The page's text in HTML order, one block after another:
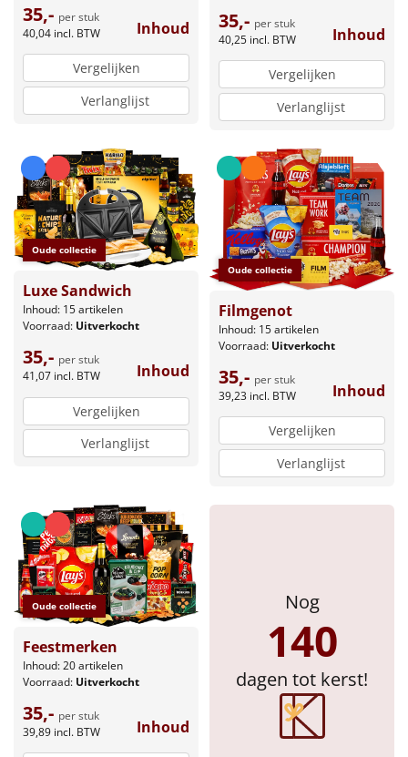
Pizzarette
Tas
Borrelplank
Warmtekussen
NIEUW
Slowcooker POPULAIR
Noodradio NIEUW
Deken (fleece plaid)
Alle artikelen
Overige
Personeel
Doe het zelf
Sinterklaaspakketten
Particulier
Kerstgeschenken 2026
Relatiegeschenken
35,- per stuk
40,04 incl. BTW Inhoud
Vergelijken
Verlanglijst
35,- per stuk
40,25 incl. BTW Inhoud
Vergelijken
Verlanglijst
Oude collectie
Luxe Sandwich
Inhoud: 15 artikelen
Voorraad: Uitverkocht
35,- per stuk
41,07 incl. BTW Inhoud
Vergelijken
Verlanglijst
Oude collectie
Filmgenot
Inhoud: 15 artikelen
Voorraad: Uitverkocht
35,- per stuk
39,23 incl. BTW Inhoud
Vergelijken
Verlanglijst
Oude collectie
Feestmerken
Inhoud: 20 artikelen
Voorraad: Uitverkocht
35,- per stuk
39,89 incl. BTW Inhoud
Nog
140
dagen tot kerst!